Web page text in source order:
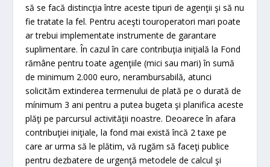
să se facă distincţia între aceste tipuri de agenţii şi să nu
fie tratate la fel. Pentru aceşti touroperatori mari poate
ar trebui implementate instrumente de garantare
suplimentare. În cazul în care contribuţia iniţială la Fond
rămâne pentru toate agenţiile (mici sau mari) în sumă
de minimum 2.000 euro, nerambursabilă, atunci
solicităm extinderea termenului de plată pe o durată de
mínimum 3 ani pentru a putea bugeta şi planifica aceste
plăţi pe parcursul activităţii noastre. Deoarece în afara
contribuţiei iniţiale, la fond mai există încă 2 taxe pe
care ar urma să le plătim, vă rugăm să faceţi publice
pentru dezbatere de urgenţă metodele de calcul şi